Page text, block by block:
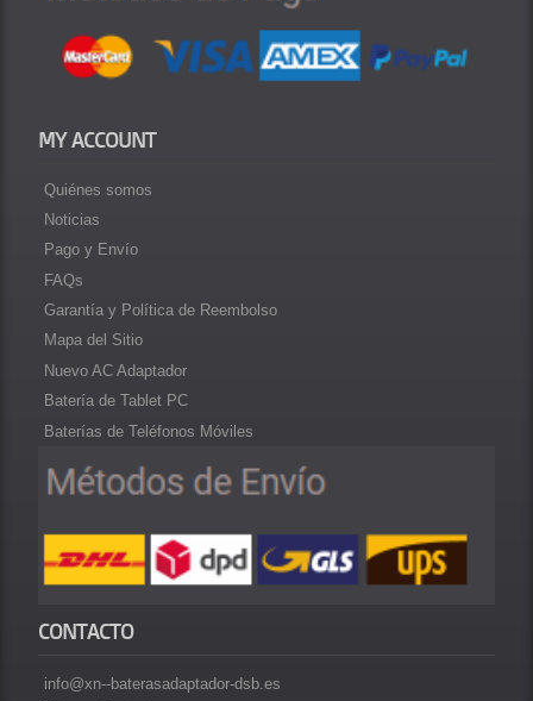
MY ACCOUNT
Quiénes somos
Noticias
Pago y Envío
FAQs
Garantía y Política de Reembolso
Mapa del Sitio
Nuevo AC Adaptador
Batería de Tablet PC
Baterías de Teléfonos Móviles
CONTACTO
info@xn--baterasadaptador-dsb.es